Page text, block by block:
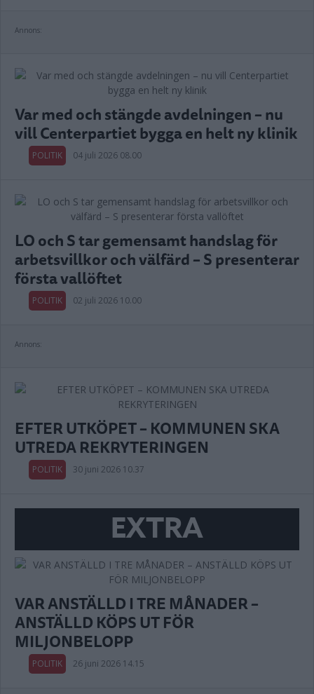
Annons:
Var med och stängde avdelningen – nu
vill Centerpartiet bygga en helt ny klinik
POLITIK 04 juli 2026 08.00
LO och S tar gemensamt handslag för
arbetsvillkor och välfärd – S presenterar
första vallöftet
POLITIK 02 juli 2026 10.00
Annons:
EFTER UTKÖPET – KOMMUNEN SKA
UTREDA REKRYTERINGEN
POLITIK 30 juni 2026 10.37
EXTRA
VAR ANSTÄLLD I TRE MÅNADER –
ANSTÄLLD KÖPS UT FÖR
MILJONBELOPP
POLITIK 26 juni 2026 14.15